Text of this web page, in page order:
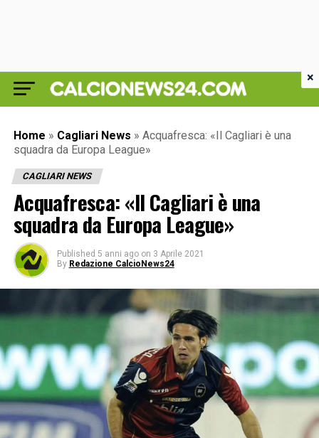
Home » Cagliari News » Acquafresca: «Il Cagliari è una
squadra da Europa League»
CAGLIARI NEWS
Acquafresca: «Il Cagliari è una
squadra da Europa League»
Published 5 anni ago on 3 Aprile 2021
By Redazione CalcioNews24
×